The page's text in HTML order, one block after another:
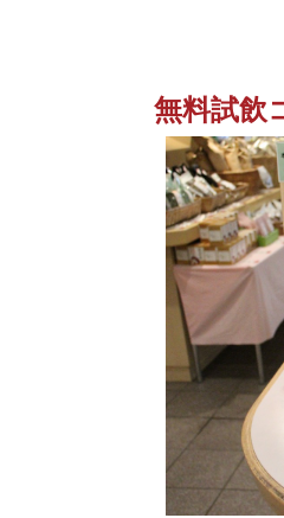
無料試飲